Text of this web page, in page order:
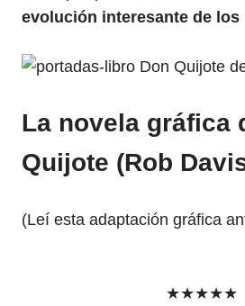
evolución interesante de los
La novela gráfica
Quijote (Rob
(Leí esta adaptación gráfica
★★★★★